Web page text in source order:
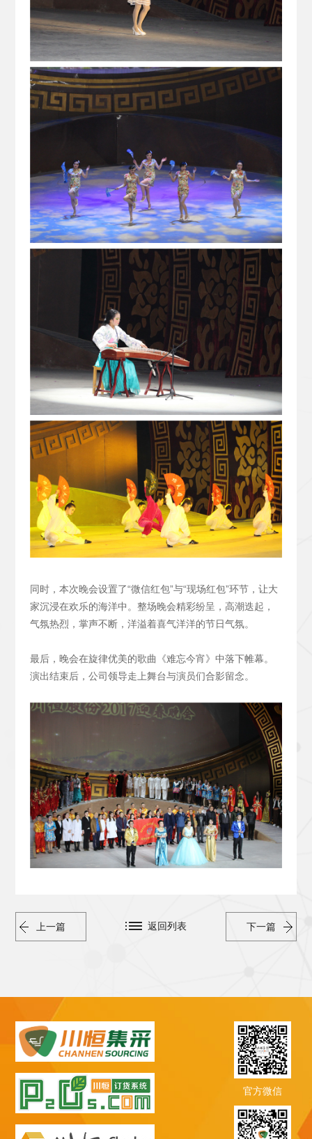
同时，本次晚会设置了“微信红包”与“现场红包”环节，让大
家沉浸在欢乐的海洋中。整场晚会精彩纷呈，高潮迭起，
气氛热烈，掌声不断，洋溢着喜气洋洋的节日气氛。
最后，晚会在旋律优美的歌曲《难忘今宵》中落下帷幕。
演出结束后，公司领导走上舞台与演员们合影留念。
上一篇 下一篇
返回列表
官方微信